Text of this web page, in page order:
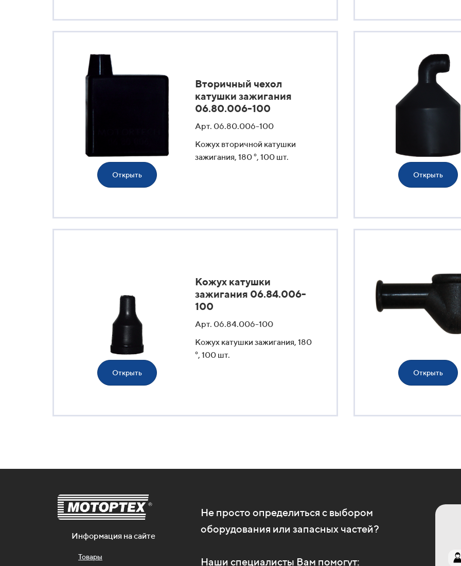
Открыть
Вторичный чехол
катушки зажигания
06.80.006-100
Арт. 06.80.006-100
Кожух вторичной катушки
зажигания, 180 °, 100 шт.
Открыть
Открыть
Кожух катушки
зажигания 06.84.006-
100
Арт. 06.84.006-100
Кожух катушки зажигания, 180
°, 100 шт.
Открыть
Информация на сайте
Товары
Не просто определиться с выбором
оборудования или запасных частей?
Наши специалисты Вам помогут: